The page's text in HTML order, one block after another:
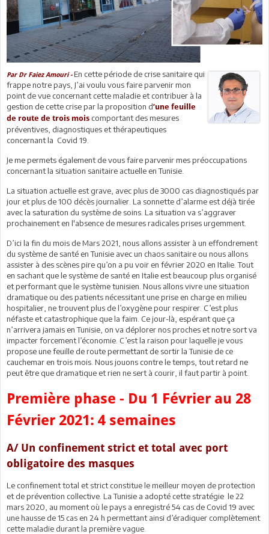
Par Dr Faiez Amouri -En cette période de crise sanitaire qui
frappe notre pays, J’ai voulu vous faire parvenir mon
point de vue concernant cette maladie et contribuer à la
gestion de cette crise par la proposition d’une feuille
de route de trois mois comportant des mesures
préventives, diagnostiques et thérapeutiques
concernant la Covid 19.
Je me permets également de vous faire parvenir mes préoccupations
concernant la situation sanitaire actuelle en Tunisie.
La situation actuelle est grave, avec plus de 3000 cas diagnostiqués par
jour et plus de 100 décès journalier. La sonnette d’alarme est déjà tirée
avec la saturation du système de soins. La situation va s’aggraver
prochainement en l'absence de mesures radicales prises urgemment.
D’ici la fin du mois de Mars 2021, nous allons assister à un effondrement
du système de santé en Tunisie avec un chaos sanitaire ou nous allons
assister à des scènes pire qu’on a pu voir en février 2020 en Italie. Tout
en sachant que le système de santé en Italie est beaucoup plus organisé
et performant que le système tunisien. Nous allons vivre une situation
dramatique ou des patients nécessitant une prise en charge en milieu
hospitalier, ne trouvent plus de l’oxygène pour respirer. C’est plus
néfaste et catastrophique que la faim. Ce jour-là, espérant que ça
n’arrivera jamais en Tunisie, on va déplorer nos proches et notre sort va
impacter forcement l’économie. C’est la raison pour laquelle je vous
propose une feuille de route permettant de sortir la Tunisie de ce
cauchemar en trois mois. Nous jouons contre le temps, tout retard ne
peut être que dramatique et rien ne sert à courir, il faut partir à point.
Première phase - Du 1 Février au 28
Février 2021: 4 semaines
A/ Un confinement strict et total avec port
obligatoire des masques
Le confinement total et strict constitue le meilleur moyen de protection
et de prévention collective. La Tunisie a adopté cette stratégie le 22
mars 2020, au moment où le pays a enregistré 54 cas de Covid 19 avec
une hausse de 15 cas en 24 h permettant ainsi d’éradiquer complètement
cette maladie durant la première vague.